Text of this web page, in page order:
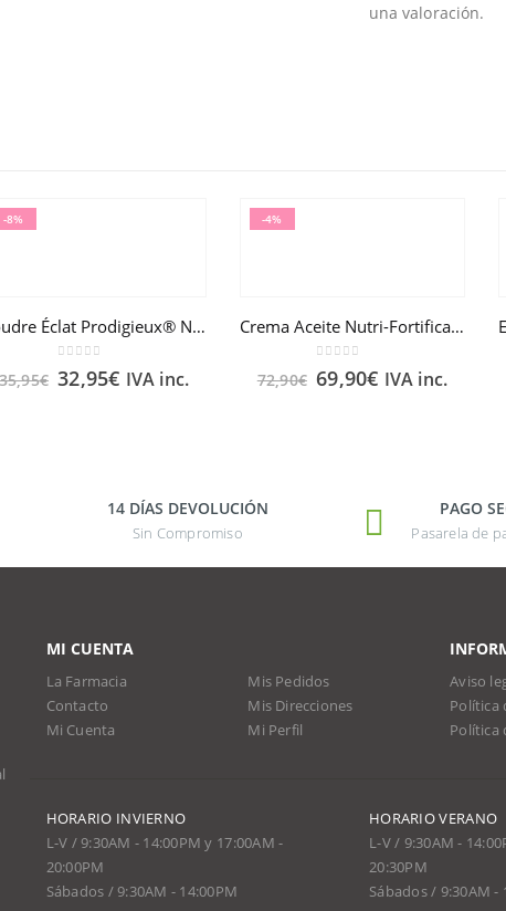
una valoración.
-8%
Poudre Éclat Prodigieux® NUXE 25g
35,95€ 32,95€ IVA inc.
-4%
Crema Aceite Nutri-Fortificante Nuxuriance® Gold 50ml
72,90€ 69,90€ IVA inc.
14 DÍAS DEVOLUCIÓN
Sin Compromiso
PAGO
Pasarela de
MI CUENTA
La Farmacia
Contacto
Mi Cuenta
Mis Pedidos
Mis Direcciones
Mi Perfil
Aviso
Política
Política
HORARIO INVIERNO
L-V / 9:30AM - 14:00PM y 17:00AM -
20:00PM
Sábados / 9:30AM - 14:00PM
HORARIO VERANO
L-V / 9:30AM -
20:30PM
Sábados / 9:30AM -